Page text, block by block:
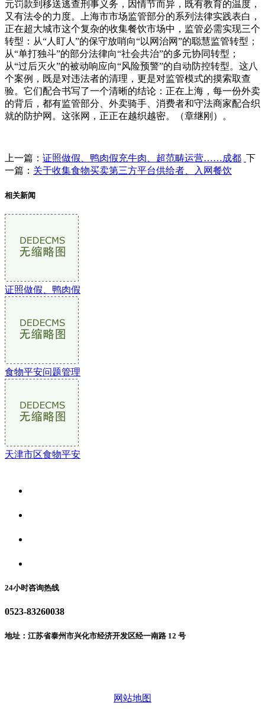
上一篇： 证照做假、鸭肉假充牛肉、超范畴运营……成都 下
一篇： 关于收集食物买卖第三方平台供给者、入网餐饮
相关新闻
证照做假、鸭肉假
食物平安问题管理
天津市区食物平安
24小时咨询热线
0523-83260038
地址：江苏省泰州市兴化市经济开发区经一南路 12 号
网站地图